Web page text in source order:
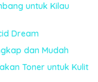
untuk Kilau
Dream
dan Mudah
Toner untuk Kulit